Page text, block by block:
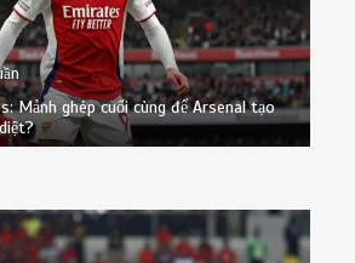
Mảnh ghép cuối cùng để Arsenal tạo